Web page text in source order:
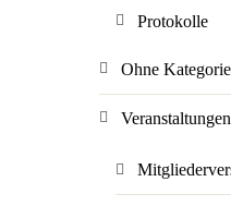
Protokolle
Ohne Kategorie